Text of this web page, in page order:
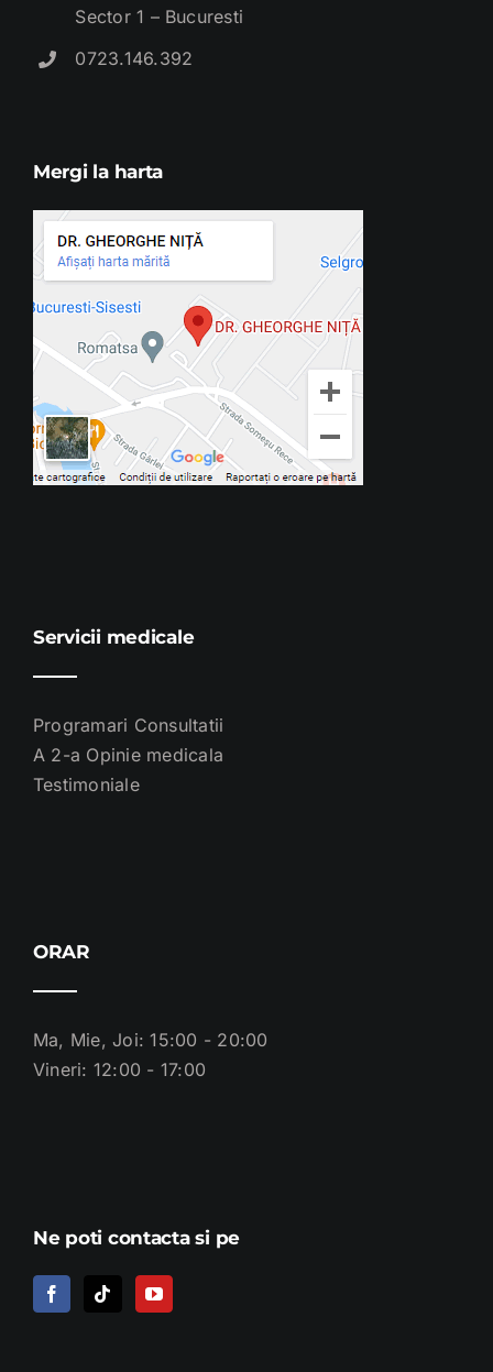
Sector 1 – Bucuresti
0723.146.392
Mergi la harta
Servicii medicale
Programari Consultatii
A 2-a Opinie medicala
Testimoniale
ORAR
Ma, Mie, Joi: 15:00 - 20:00
Vineri: 12:00 - 17:00
Ne poti contacta si pe